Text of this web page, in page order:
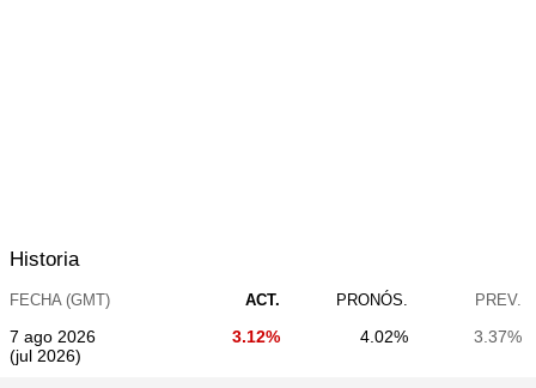
Historia
FECHA (GMT) ACT. PRONÓS. PREV.
7 ago 2026
(jul 2026)
3.12% 4.02% 3.37%